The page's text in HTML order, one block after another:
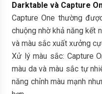
Darktable và Capture
Capture One thường
chuộng nhờ khả năng kết
và màu sắc xuất xưởng
Xử lý màu sắc: Capture
màu da và màu sắc tự
năng chỉnh màu mạnh